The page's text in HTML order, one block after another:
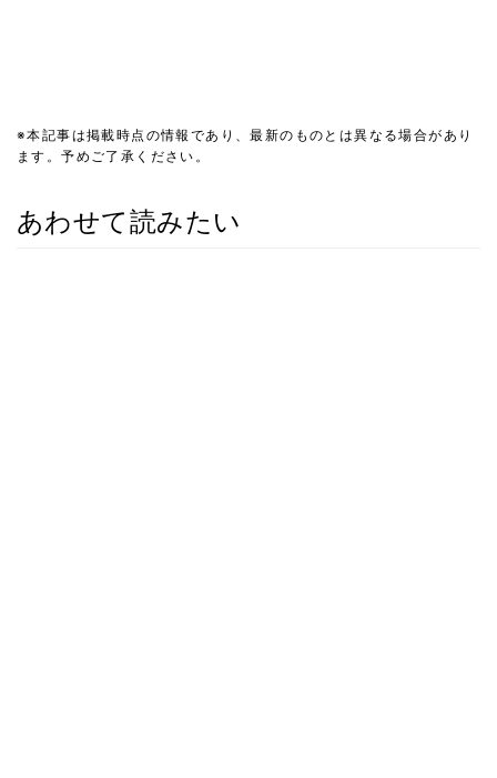
※本記事は掲載時点の情報であり、最新のものとは異なる場合があり
ます。予めご了承ください。
あわせて読みたい